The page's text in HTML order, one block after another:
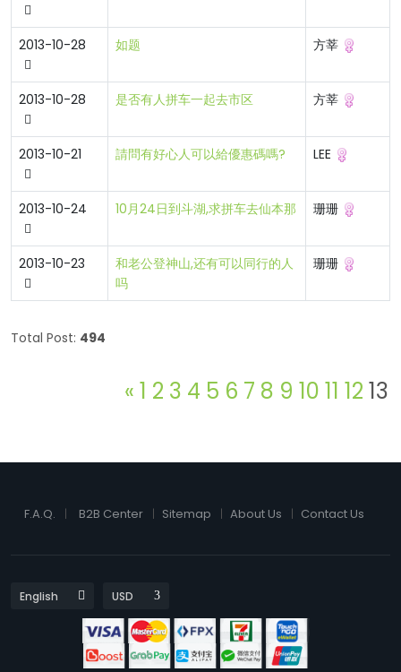
2013-10-28 如题 方莘
2013-10-28 是否有人拼车一起去市区 方莘
2013-10-21 請問有好心人可以給優惠碼嗎? LEE
2013-10-24 10月24日到斗湖,求拼车去仙本那 珊珊
2013-10-23
和老公登神山,还有可以同行的人
吗
珊珊
Total Post: 494
« 1 2 3 4 5 6 7 8 9 10 11 12 13
F.A.Q. B2B Center Sitemap About Us Contact Us